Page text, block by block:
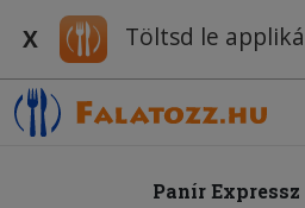
X Töltsd le
Panír Expressz